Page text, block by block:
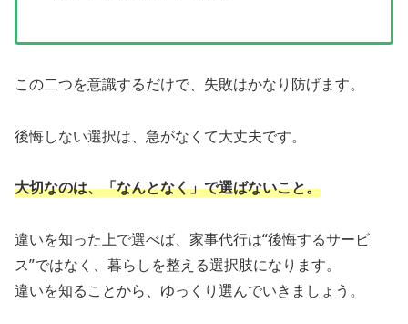
この二つを意識するだけで、失敗はかなり防げます。
後悔しない選択は、急がなくて大丈夫です。
大切なのは、「なんとなく」で選ばないこと。
違いを知った上で選べば、家事代行は“後悔するサービ
ス”ではなく、暮らしを整える選択肢になります。
違いを知ることから、ゆっくり選んでいきましょう。